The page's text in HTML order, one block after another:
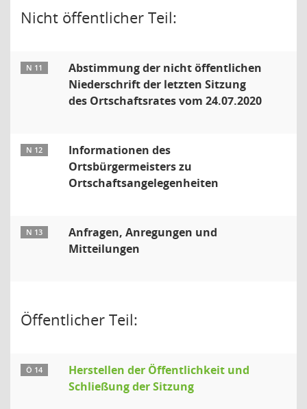
Nicht öffentlicher Teil:
N 11
Abstimmung der nicht öffentlichen
Niederschrift der letzten Sitzung
des Ortschaftsrates vom 24.07.2020
N 12
Informationen des
Ortsbürgermeisters zu
Ortschaftsangelegenheiten
N 13
Anfragen, Anregungen und
Mitteilungen
Öffentlicher Teil:
Ö 14
Herstellen der Öffentlichkeit und
Schließung der Sitzung